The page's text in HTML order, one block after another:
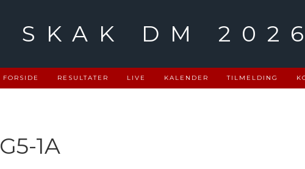
SKAK DM 2026
FORSIDE RESULTATER LIVE KALENDER TILMELDING
G5-1A